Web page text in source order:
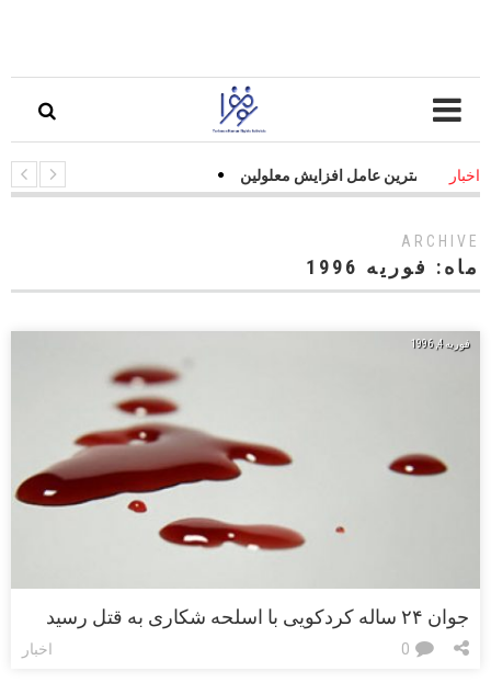
اخبار
جاده‌ای مهمترین عامل افزایش معلولین
ARCHIVE
ماه: فوریه 1996
فوریه 4, 1996
جوان ۲۴ ساله کردکویی با اسلحه شکاری به قتل رسید
اخبار 0